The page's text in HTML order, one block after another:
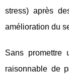
stress) après
amélioration du
Sans promettre
raisonnable de